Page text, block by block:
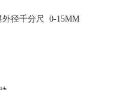
外径千分尺 0-15MM